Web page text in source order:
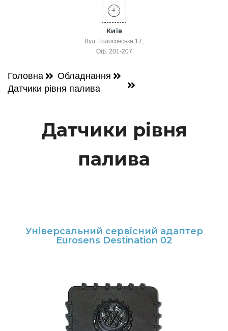
Київ
Вул. Голосіївська 17,
Оф. 201-207
Головна
Обладнання
Датчики рівня палива
Датчики рівня
палива
Універсальний сервісний адаптер
Eurosens Destination 02